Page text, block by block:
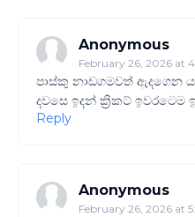
Anonymous
February 26, 2026 at
පාස්කු නාඩගමවත් ඇදගෙන
දවසෙ ඉදන් ක්‍රිකට් ඉවරටෙම
Reply
Anonymous
February 26, 2026 at